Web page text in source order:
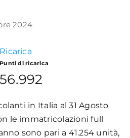
Stampa
2024
Ricarica
Punti di ricarica
56.992
in Italia al 31 Agosto
le immatricolazioni full
sono pari a 41.254 unità,